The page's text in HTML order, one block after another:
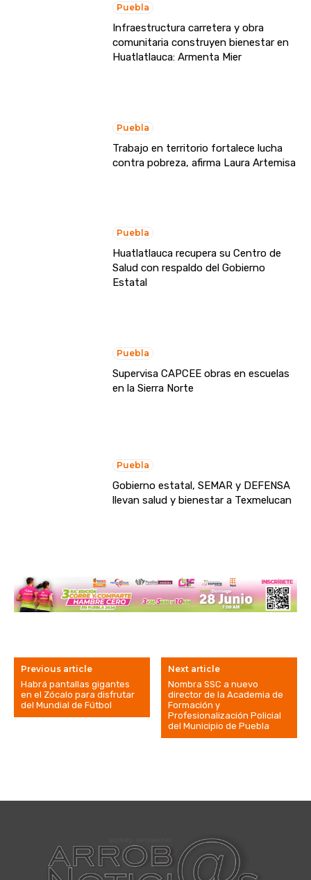
Puebla
Infraestructura carretera y obra
comunitaria construyen bienestar en
Huatlatlauca: Armenta Mier
Puebla
Trabajo en territorio fortalece lucha
contra pobreza, afirma Laura Artemisa
Puebla
Huatlatlauca recupera su Centro de
Salud con respaldo del Gobierno
Estatal
Puebla
Supervisa CAPCEE obras en escuelas
en la Sierra Norte
Puebla
Gobierno estatal, SEMAR y DEFENSA
llevan salud y bienestar a Texmelucan
Previous article
Habrá pantallas gigantes
en el Zócalo para disfrutar
del Mundial de Fútbol
Next article
Nombra SSC a nuevo
director de la Academia de
Formación y
Profesionalización Policial
del Municipio de Puebla